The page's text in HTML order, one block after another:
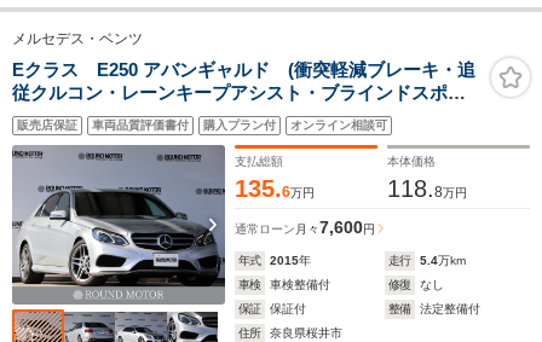
メルセデス・ベンツ
Eクラス E250 アバンギャルド (衝突軽減ブレーキ・追
従クルコン・レーンキープアシスト・ブラインドスポッ
ト・パワーシート・シートヒーター・DTV・ナビ・
Bluetooth・ステアシ・360度カメラ・モード切替・
R18AW)
販売店保証 車両品質評価書付 購入プラン付 オンライン相談可
支払総額
135.6万円
本体価格
118.8万円
通常ローン 月々7,600円
年式 2015年 走行 5.4万km
車検
車検整備付 修復
なし
保証
保証付 整備
法定整備付
住所
奈良県桜井市